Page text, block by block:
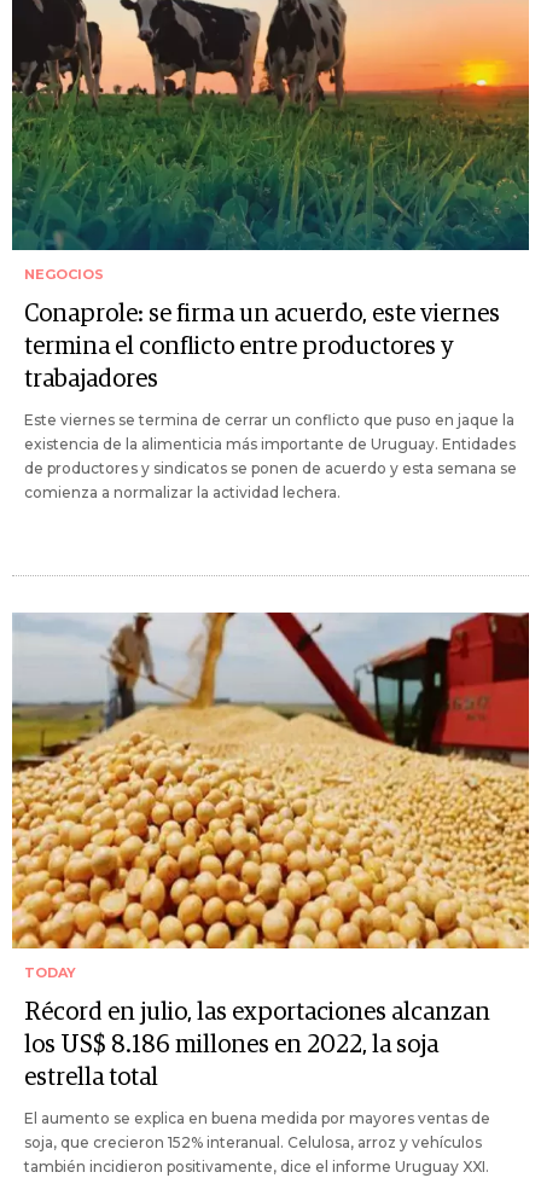
NEGOCIOS
Conaprole: se firma un acuerdo, este viernes
termina el conflicto entre productores y
trabajadores
Este viernes se termina de cerrar un conflicto que puso en jaque la
existencia de la alimenticia más importante de Uruguay. Entidades
de productores y sindicatos se ponen de acuerdo y esta semana se
comienza a normalizar la actividad lechera.
TODAY
Récord en julio, las exportaciones alcanzan
los US$ 8.186 millones en 2022, la soja
estrella total
El aumento se explica en buena medida por mayores ventas de
soja, que crecieron 152% interanual. Celulosa, arroz y vehículos
también incidieron positivamente, dice el informe Uruguay XXI.